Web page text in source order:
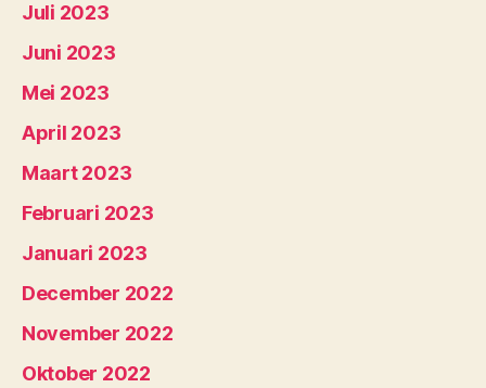
Juli 2023
Juni 2023
Mei 2023
April 2023
Maart 2023
Februari 2023
Januari 2023
December 2022
November 2022
Oktober 2022